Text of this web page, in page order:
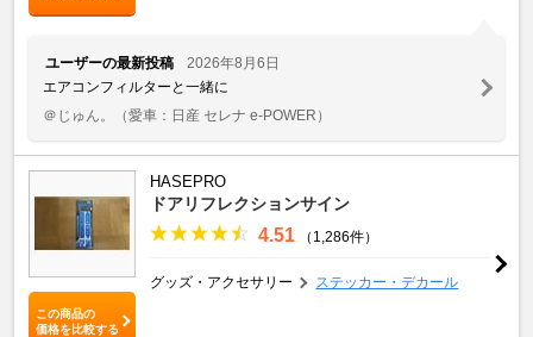
ユーザーの最新投稿
2026年8月6日
エアコンフィルターと一緒に
＠じゅん。
（愛車：日産 セレナ e-POWER）
この商品の
価格を比較する
HASEPRO
ドアリフレクションサイン
4.51 （1,286件）
グッズ・アクセサリー ステッカー・デカール